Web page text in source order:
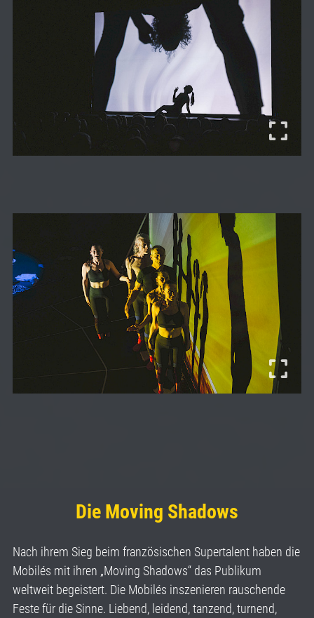
Die Moving Shadows
Nach ihrem Sieg beim französischen Supertalent haben die
Mobilés mit ihren „Moving Shadows“ das Publikum
weltweit begeistert. Die Mobilés inszenieren rauschende
Feste für die Sinne. Liebend, leidend, tanzend, turnend,